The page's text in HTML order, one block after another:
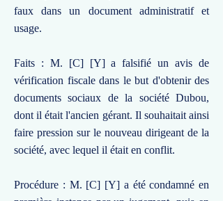
faux dans un document administratif et
usage.
Faits : M. [C] [Y] a falsifié un avis de
vérification fiscale dans le but d'obtenir des
documents sociaux de la société Dubou,
dont il était l'ancien gérant. Il souhaitait ainsi
faire pression sur le nouveau dirigeant de la
société, avec lequel il était en conflit.
Procédure : M. [C] [Y] a été condamné en